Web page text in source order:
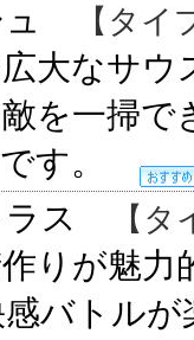
ュ
【タ
大なサ
を一掃
です。
ラス
【
りが魅
バトル